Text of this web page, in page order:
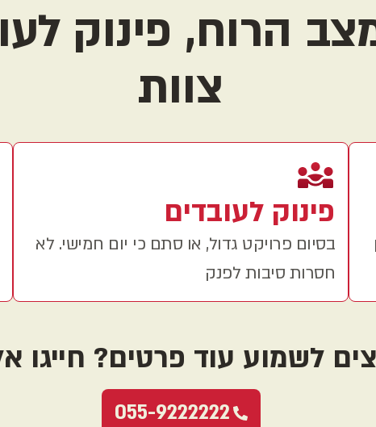
הרוח, פינוק
צוות
פינוק לעובדים
בסיום פרויקט גדול, או סתם כי יום חמישי. לא
חסרות סיבות לפנק
לשמוע עוד פרטים? חייגו
055-9222222